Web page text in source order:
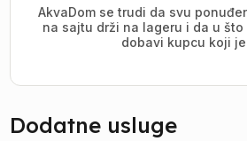
AkvaDom se trudi da svu
na sajtu drži na lageru i da u što
dobavi kupcu koji
Dodatne usluge